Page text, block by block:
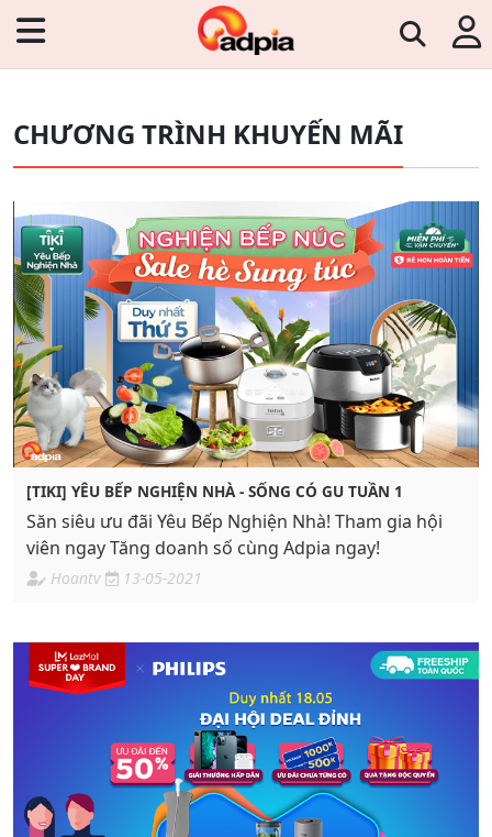
CHƯƠNG TRÌNH KHUYẾN MÃI
[TIKI] YÊU BẾP NGHIỆN NHÀ - SỐNG CÓ GU TUẦN 1
Săn siêu ưu đãi Yêu Bếp Nghiện Nhà! Tham gia hội
viên ngay Tăng doanh số cùng Adpia ngay!
Hoantv 13-05-2021